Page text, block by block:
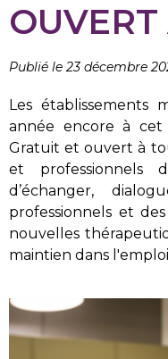
Publié le 23 décembre
Les établissements
année encore à cet
Gratuit et ouvert à
et professionnels
d’échanger,
professionnels et
nouvelles
maintien dans